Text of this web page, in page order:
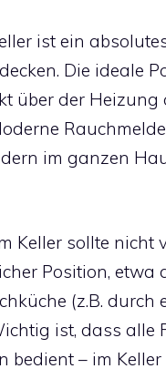
ist ein
Die ideale
über der
im ganzen
Keller sollte nicht
Position, etwa
(z.B.
ist, dass
bedient – im